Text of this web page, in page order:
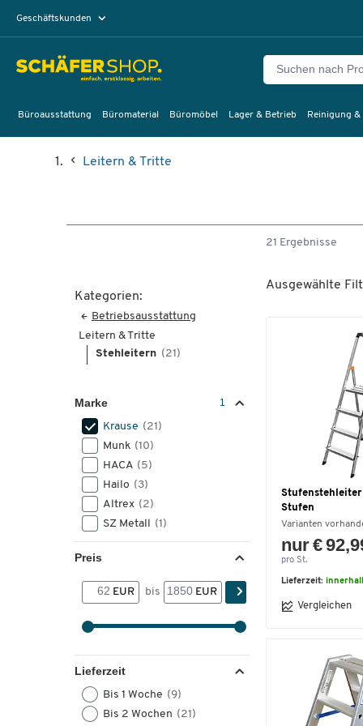
Geschäftskunden
Büroausstattung Büromaterial Büromöbel Lager & Betrieb Reinigung &
Leitern & Tritte
Kategorien:
Betriebsausstattung
Leitern & Tritte
Stehleitern (21)
Marke
Krause (21)
Munk (10)
HACA (5)
Hailo (3)
Altrex (2)
SZ Metall (1)
Preis
EUR bis EUR
Lieferzeit
Bis 1 Woche (9)
Bis 2 Wochen (21)
21 Ergebnisse
Ausgewählte
Stufenstehleiter
Stufen
Varianten
nur €
pro St.
Lieferzeit:
Vergleichen